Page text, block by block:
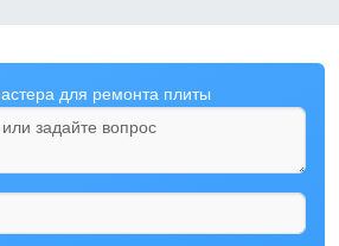
для ремонта плиты